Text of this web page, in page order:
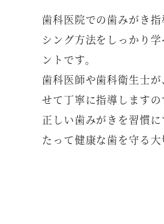
歯科医院での歯みがき
シング方法をしっかり
ントです。
歯科医師や歯科衛生士
せて丁寧に指導しますの
正しい歯みがきを習慣
たって健康な歯を守る大